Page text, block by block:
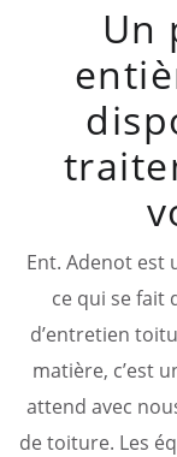
Un
Ent. Adenot est
ce qui se fait
d’entretien
matière, c’est
attend avec
de toiture. Les